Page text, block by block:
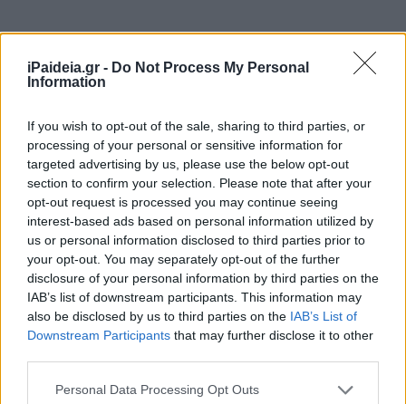
iPaideia.gr - Do Not Process My Personal
Information
If you wish to opt-out of the sale, sharing to third parties, or
processing of your personal or sensitive information for
targeted advertising by us, please use the below opt-out
section to confirm your selection. Please note that after your
opt-out request is processed you may continue seeing
interest-based ads based on personal information utilized by
us or personal information disclosed to third parties prior to
your opt-out. You may separately opt-out of the further
disclosure of your personal information by third parties on the
IAB’s list of downstream participants. This information may
also be disclosed by us to third parties on the IAB’s List of
Downstream Participants that may further disclose it to other
Please note that this website/app uses one or more Google
Personal Data Processing Opt Outs